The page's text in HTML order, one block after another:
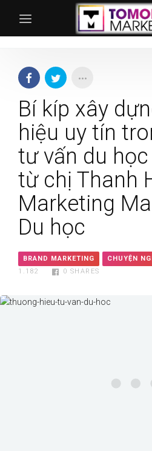
Bí kíp xây
hiệu uy tín
tư vấn du
từ chị Thanh
Marketing
Du học
BRAND MARKETING CHUYỆN
1.182
0 SHARES